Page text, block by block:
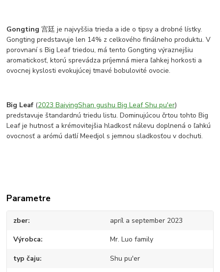
Gongting 宫廷 je najvyššia trieda a ide o tipsy a drobné lístky.
Gongting predstavuje len 14% z celkového finálneho produktu. V
porovnaní s Big Leaf triedou, má tento Gongting výraznejšiu
aromatickosť, ktorú sprevádza príjemná miera ľahkej horkosti a
ovocnej kyslosti evokujúcej tmavé bobulovité ovocie.
Big Leaf (2023 BaiyingShan gushu Big Leaf Shu pu'er)
predstavuje štandardnú triedu listu. Dominujúcou črtou tohto Big
Leaf je hutnosť a krémovitejšia hladkosť nálevu doplnená o ľahkú
ovocnosť a arómú datlí Meedjol s jemnou sladkosťou v dochuti.
Parametre
zber apríl a september 2023
Výrobca Mr. Luo family
typ čaju Shu pu'er